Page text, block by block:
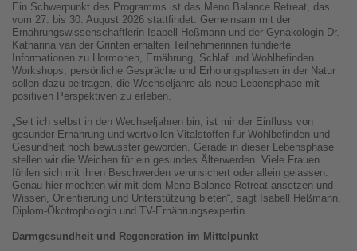
Ein Schwerpunkt des Programms ist das Meno Balance Retreat, das
vom 27. bis 30. August 2026 stattfindet. Gemeinsam mit der
Ernährungswissenschaftlerin Isabell Heßmann und der Gynäkologin Dr.
Katharina van der Grinten erhalten Teilnehmerinnen fundierte
Informationen zu Hormonen, Ernährung, Schlaf und Wohlbefinden.
Workshops, persönliche Gespräche und Erholungsphasen in der Natur
sollen dazu beitragen, die Wechseljahre als neue Lebensphase mit
positiven Perspektiven zu erleben.
„Seit ich selbst in den Wechseljahren bin, ist mir der Einfluss von
gesunder Ernährung und wertvollen Vitalstoffen für Wohlbefinden und
Gesundheit noch bewusster geworden. Gerade in dieser Lebensphase
stellen wir die Weichen für ein gesundes Älterwerden. Viele Frauen
fühlen sich mit ihren Beschwerden verunsichert oder allein gelassen.
Genau hier möchten wir mit dem Meno Balance Retreat ansetzen und
Wissen, Orientierung und Unterstützung bieten“, sagt Isabell Heßmann,
Diplom-Ökotrophologin und TV-Ernährungsexpertin.
Darmgesundheit und Regeneration im Mittelpunkt